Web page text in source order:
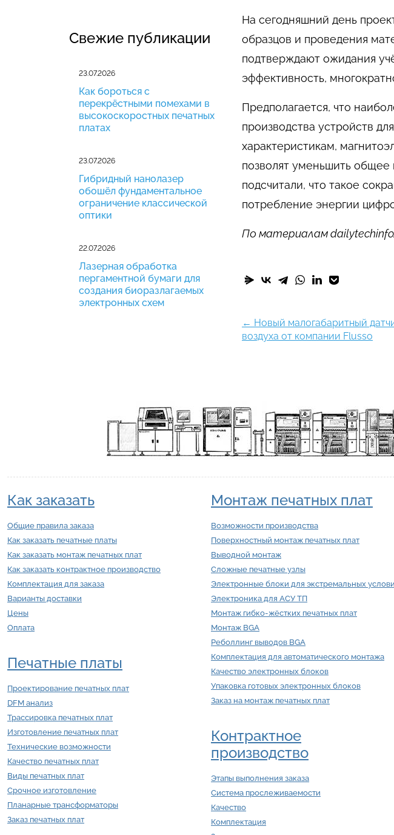
На сегодняшний день
образцов и проведения
подтверждают ожидания
эффективность,
Предполагается, что
производства устройств
характеристикам,
позволят уменьшить общее
подсчитали, что такое
потребление энергии
По материалам
← Новый малогабаритный
воздуха от компании Flusso
Свежие публикации
23.07.2026
Как бороться с
перекрёстными помехами в
высокоскоростных печатных
платах
23.07.2026
Гибридный нанолазер
обошёл фундаментальное
ограничение классической
оптики
22.07.2026
Лазерная обработка
пергаментной бумаги для
создания биоразлагаемых
электронных схем
Как заказать
Общие правила заказа
Как заказать печатные платы
Как заказать монтаж печатных плат
Как заказать контрактное производство
Комплектация для заказа
Варианты доставки
Цены
Оплата
Печатные платы
Проектирование печатных плат
DFM анализ
Трассировка печатных плат
Изготовление печатных плат
Технические возможности
Качество печатных плат
Виды печатных плат
Срочное изготовление
Планарные трансформаторы
Заказ печатных плат
Монтаж печатных плат
Возможности производства
Поверхностный монтаж печатных плат
Выводной монтаж
Сложные печатные узлы
Электронные блоки для экстремальных
Электроника для АСУ ТП
Монтаж гибко-жёстких печатных плат
Монтаж BGA
Реболлинг выводов BGA
Комплектация для автоматического монтажа
Качество электронных блоков
Упаковка готовых электронных блоков
Заказ на монтаж печатных плат
Контрактное
производство
Этапы выполнения заказа
Система прослеживаемости
Качество
Комплектация